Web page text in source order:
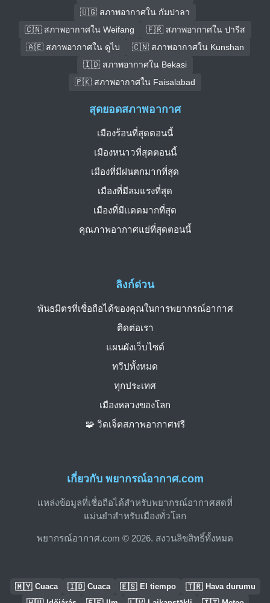
🇺🇬 สภาพอากาศใน กัมปาลา
🇨🇳 สภาพอากาศใน Weifang
🇫🇷 สภาพอากาศใน ปารีส
🇦🇪 สภาพอากาศใน ดูไบ
🇨🇳 สภาพอากาศใน Kunshan
🇮🇩 สภาพอากาศใน Bekasi
🇵🇰 สภาพอากาศใน Faisalabad
เกี่ยวกับ พยากรณ์อากาศ.com
แหล่งข้อมูลที่เชื่อถือได้สำหรับพยากรณ์อากาศสดที่
แม่นยำสำหรับเมืองทั่วโลก
พยากรณ์อากาศ.com © 2026. สงวนลิขสิทธิ์ทั้งหมด
ลิงก์ด่วน
พันธมิตรที่เชื่อถือได้ของคุณในการพยากรณ์อากาศ
ติดต่อเรา
แผนผังเว็บไซต์
ทวีปทั้งหมด
ทุกประเทศ
เมืองหลวงของโลก
🧩 วิดเจ็ตสภาพอากาศฟรี
สุดยอดสภาพอากาศ
เมืองร้อนที่สุดตอนนี้
เมืองหนาวที่สุดตอนนี้
เมืองที่มีฝนตกมากที่สุด
เมืองที่มีลมแรงที่สุด
เมืองที่มีแดดมากที่สุด
คุณภาพอากาศแย่ที่สุดตอนนี้
🇲🇾 Cuaca 🇮🇩 Cuaca 🇪🇸 El tiempo 🇹🇷 Hava durumu